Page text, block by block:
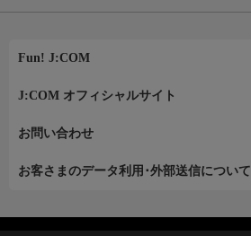
Fun! J:COM
J:COM オフィシャルサイト
お問い合わせ
お客さまのデータ利用･外部送信について